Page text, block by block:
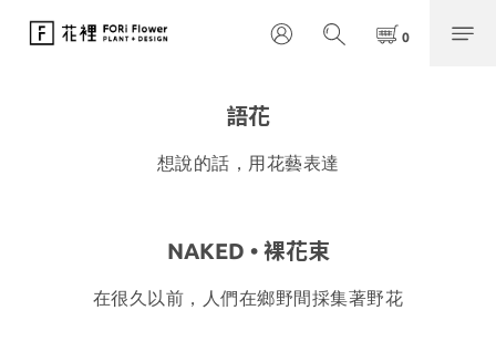
語花
想說的話，用花藝表達
NAKED • 裸花束
在很久以前，人們在鄉野間採集著野花